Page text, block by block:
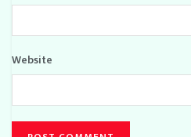
Website